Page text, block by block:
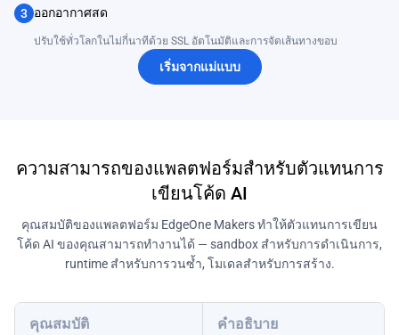
3 ออกอากาศสด
ปรับใช้ทั่วโลกในไม่กี่นาทีด้วย SSL อัตโนมัติและการจัดเส้นทางขอบ
เริ่มจากแม่แบบ
ความสามารถของแพลตฟอร์มสำหรับตัวแทนการ
เขียนโค้ด AI
คุณสมบัติของแพลตฟอร์ม EdgeOne Makers ทำให้ตัวแทนการเขียน
โค้ด AI ของคุณสามารถทำงานได้ — sandbox สำหรับการดำเนินการ,
runtime สำหรับการวนซ้ำ, โมเดลสำหรับการสร้าง.
คุณสมบัติ คำอธิบาย